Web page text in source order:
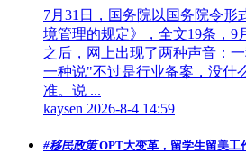
7月31日，国务院以国务院令形
境管理的规定》，全文19条，9
之后，网上出现了两种声音：
一种说"不过是行业备案，没什
准。说 ...
kaysen 2026-8-4 14:59
#移民政策OPT大变革，留学生留美工